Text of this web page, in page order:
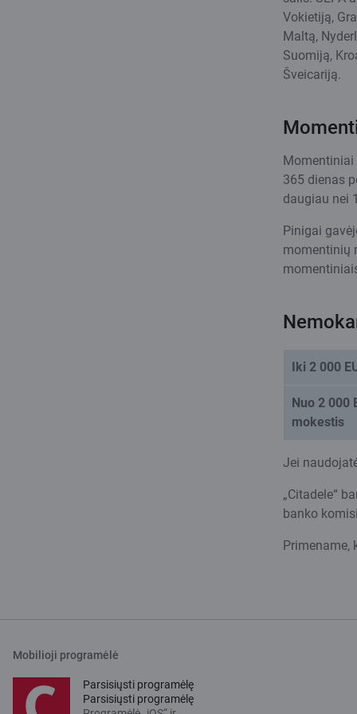
Vokietiją,
Maltą,
Suomiją,
Šveicariją.
Momentiniai
365 dienas
daugiau nei
Pinigai
momentinių
Iki 2 000
Nuo 2 000
mokestis
Jei
„Citadele“
banko
Primename,
Mobilioji programėlė
Parsisiųsti programėlę
Parsisiųsti programėlę